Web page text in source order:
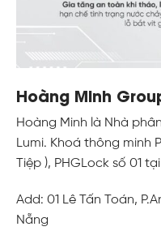
Hoàng Minh
Hoàng Minh là Nhà
Lumi. Khoá thông minh
Tiệp ), PHGLock số 01
Add: 01 Lê Tấn Toán,
Nẵng